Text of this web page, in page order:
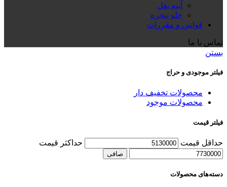
آینه بغل
جلو پنجره
قوانین و مقررات
تماس با ما
بستن
فیلتر موجودی و حراج
محصولات تخفیف دار
محصولات موجود
فیلتر قیمت
حداقل قیمت حداكثر قيمت
صافی
دسته‌های محصولات